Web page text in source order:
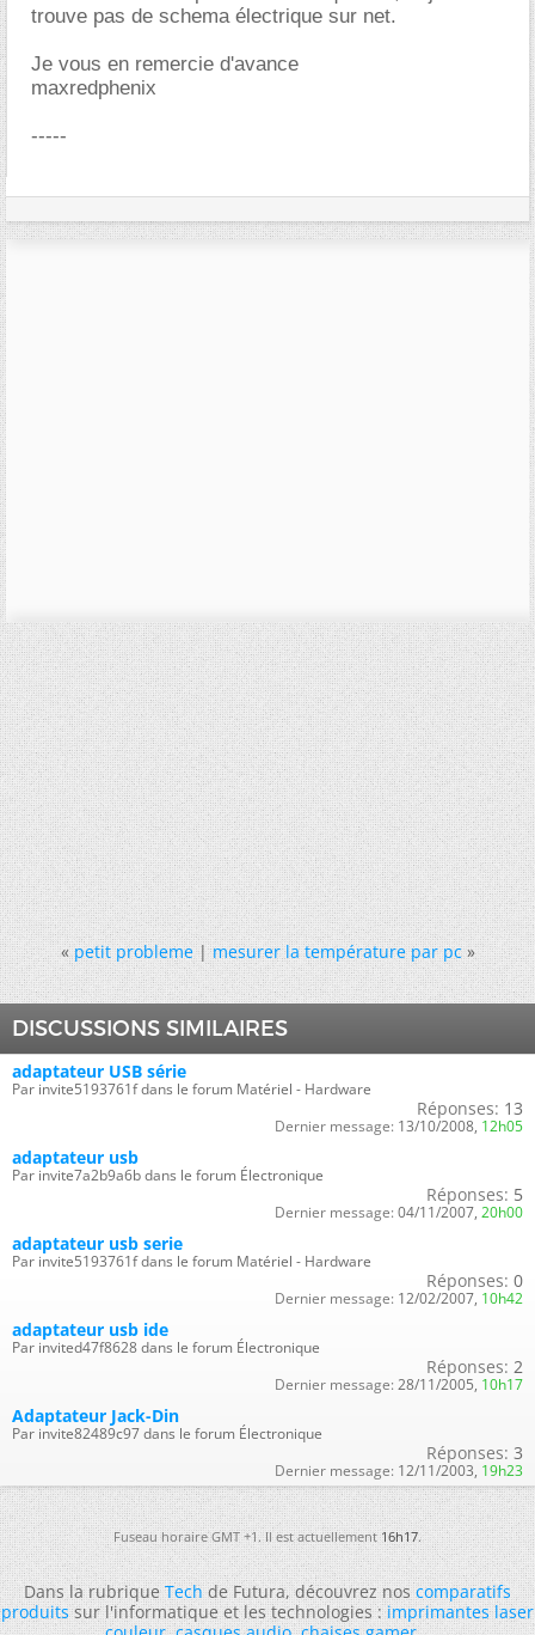
trouve pas de schema électrique sur net.
Je vous en remercie d'avance
maxredphenix
-----
« petit probleme|mesurer la température par pc »
DISCUSSIONS SIMILAIRES
adaptateur USB série
Par invite5193761f dans le forum Matériel - Hardware
Réponses: 13
Dernier message: 13/10/2008, 12h05
adaptateur usb
Par invite7a2b9a6b dans le forum Électronique
Réponses: 5
Dernier message: 04/11/2007, 20h00
adaptateur usb serie
Par invite5193761f dans le forum Matériel - Hardware
Réponses: 0
Dernier message: 12/02/2007, 10h42
adaptateur usb ide
Par invited47f8628 dans le forum Électronique
Réponses: 2
Dernier message: 28/11/2005, 10h17
Adaptateur Jack-Din
Par invite82489c97 dans le forum Électronique
Réponses: 3
Dernier message: 12/11/2003, 19h23
Fuseau horaire GMT +1. Il est actuellement16h17.
Dans la rubriqueTechde Futura, découvrez noscomparatifs
produitssur l'informatique et les technologies :imprimantes laser